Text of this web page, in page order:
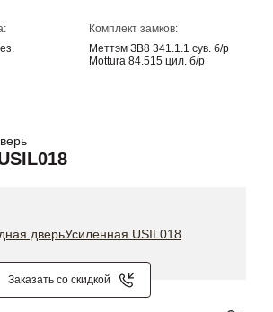
Комплект замков:
Меттэм ЗВ8 341.1.1 сув. б/р
Mottura 84.515 цил. б/р
Заказать со скидкой